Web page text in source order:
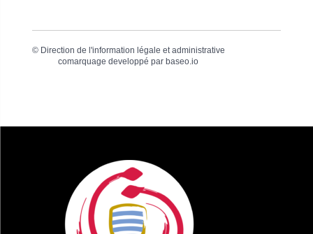
© Direction de l'information légale et administrative
comarquage developpé par baseo.io